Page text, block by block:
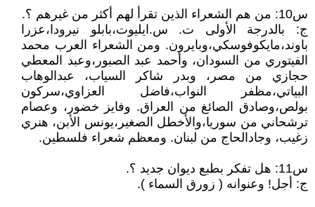
س10: من هم الشعراء الذين تقرأ لهم أكثر من غيرهم ؟.
ج: بالدرجة الأولى ت. س.ايليوت،بابلو نيرودا،عزرا
باوند،مايكوفوسكي،وبايرون. ومن الشعراء العرب محمد
الفيتوري من السودان، وأحمد عبد الصبور،وعبد المعطي
حجازي من مصر، وبدر شاكر السياب، عبدالوهاب
البياتي،مظفر النواب،فاضل العزاوي،سركون
بولص،وصادق الصائغ من العراق. وفايز خضور، وعصام
ترشحاني من سوريا،والأخطل الصغير،يونس الأبن، هنري
زغيب، وجادالحاج من لبنان. ومعظم شعراء فلسطين.
س11: هل تفكر بطبع ديوان جديد ؟.
ج: أجل! وعنوانه ( زورق السماء ).